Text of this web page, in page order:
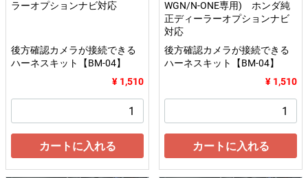
ラーオプションナビ対応
後方確認カメラが接続できる
ハーネスキット【BM-04】
¥ 1,510
カートに入れる
WGN/N-ONE専用) ホンダ純
正ディーラーオプションナビ
対応
後方確認カメラが接続できる
ハーネスキット【BM-04】
¥ 1,510
カートに入れる